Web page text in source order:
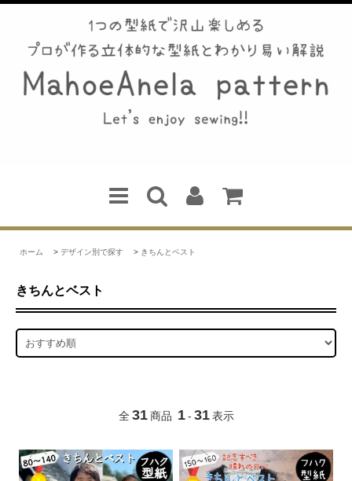
ホーム > デザイン別で探す > きちんとベスト
きちんとベスト
全 31 商品 1 - 31 表示